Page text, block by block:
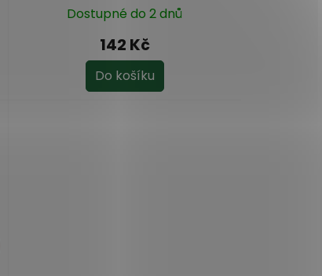
Dostupné do 2 dnů
142 Kč
Do košíku